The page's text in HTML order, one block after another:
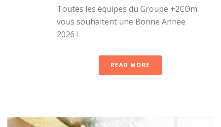
Toutes les équipes du Groupe +2COm
vous souhaitent une Bonne Année
2026 !
READ MORE